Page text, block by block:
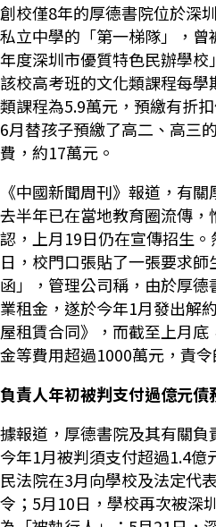
創校僅8年的厚德書院位於深
私立中學的「第一梯隊」，曾
年度深圳市優質特色民辦學校
該校高考班的文化類課程每學
類課程為5.9萬元，預繳有折
6月替孩子預繳了高二、高三
費，約17萬元。
《中國新聞周刊》報道，有
去半年已在當地教育圈流傳，
認，上月19日仍在宣傳招生
日，校門口張貼了一張要求師
函」，管理公司稱，由於厚
業租金，遂於今年1月發出解
屋租賃合同》，而截至上月
金等費用超過1000萬元，責
負責人年初被判支付過億元債
據報道，厚德書院及其有關負
今年1月被判須支付超過1.4億
民法院在3月向學校及法定代
令；5月10日，學校再次被深